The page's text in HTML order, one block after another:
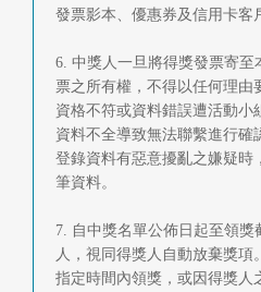
發票影本、優惠券及信用卡客
6. 中獎人一旦將得獎發票寄至
票之所有權，不得以任何理由
資格不符或資料錯誤遭活動小
資料不全導致無法聯繫進行確
登錄資料有惡意擾亂之嫌疑時
筆資料。
7. 自中獎名單公佈日起至領
人，視同得獎人自動放棄獎
指定時間內領獎，或因得獎人